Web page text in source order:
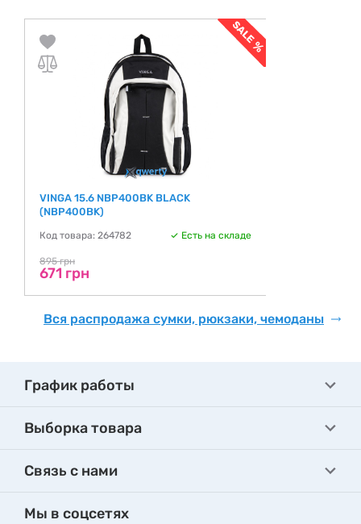
VINGA 15.6 NBP400BK BLACK
(NBP400BK)
Код товара: 264782 Есть на складе
895 грн
671 грн
Вся распродажа сумки, рюкзаки, чемоданы
График работы
Выборка товара
Связь с нами
Мы в соцсетях